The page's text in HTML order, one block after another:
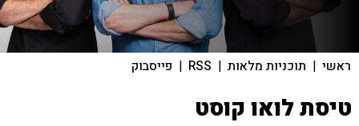
ראשי | תוכניות מלאות |
RSS
| פייסבוק
טיסת לואו קוסט